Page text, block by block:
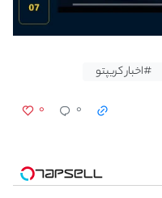
#اخبار کریپتو
۰ ۰